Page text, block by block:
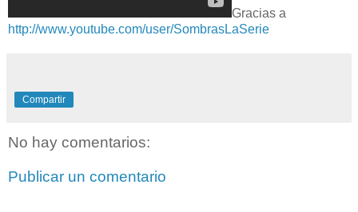
Gracias a
http://www.youtube.com/user/SombrasLaSerie
Compartir
No hay comentarios:
Publicar un comentario